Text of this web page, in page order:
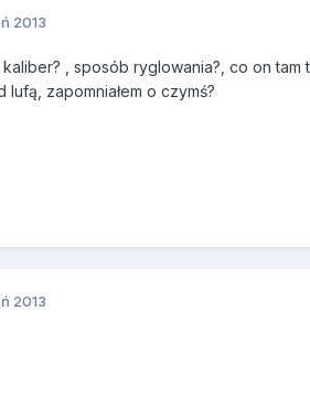
2013
, sposób ryglowania?, co on
zapomniałem o czymś?
2013